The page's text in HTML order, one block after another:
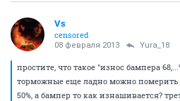
Vs
censored
08 февраля 2013 Yura_18
простите, что такое "износ бампера
торможные еще ладно можно померить
50%, а бампер то как изнашивается?